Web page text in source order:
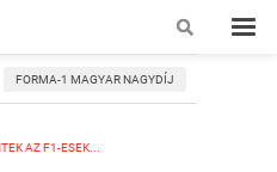
FORMA-1 MAGYAR NAGYDÍJ
AZ F1-ESEK...